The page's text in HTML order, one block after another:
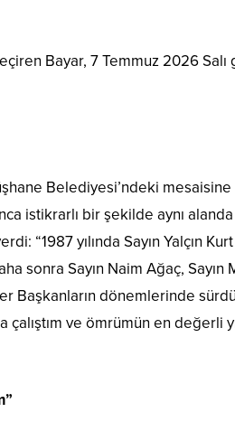
Bayar, 7 Temmuz 2026 Salı
Belediyesi’ndeki mesaisine
istikrarlı bir şekilde aynı
“1987 yılında Sayın Yalçın Kurt
sonra Sayın Naim Ağaç, Sayın
Başkanların dönemlerinde
ve ömrümün en değerli